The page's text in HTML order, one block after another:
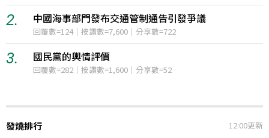
2. 中國海事部門發布交通管制通告引發爭議
回覆數=124｜按讚數=7,600｜分享數=722
3. 國民黨的輿情評價
回覆數=282｜按讚數=1,600｜分享數=52
發燒排行 12:00更新